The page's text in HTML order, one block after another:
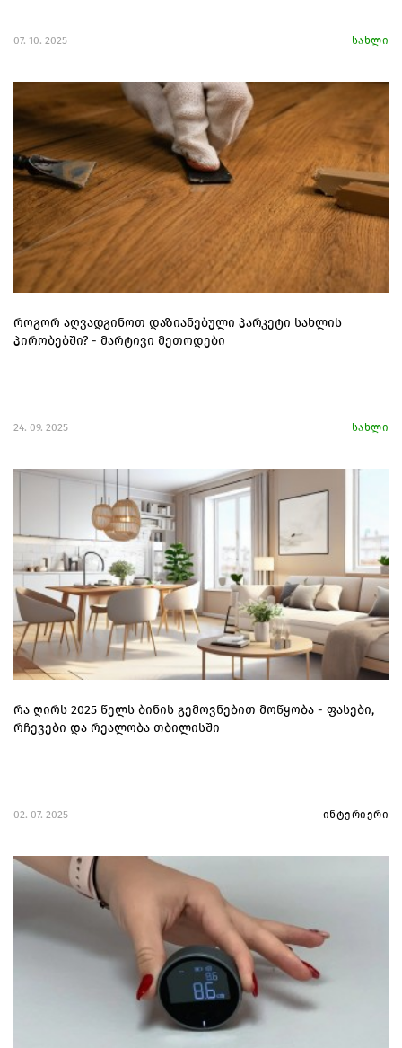
07. 10. 2025 სახლი
როგორ აღვადგინოთ დაზიანებული პარკეტი სახლის
პირობებში? - მარტივი მეთოდები
24. 09. 2025 სახლი
რა ღირს 2025 წელს ბინის გემოვნებით მოწყობა - ფასები,
რჩევები და რეალობა თბილისში
02. 07. 2025 ინტერიერი